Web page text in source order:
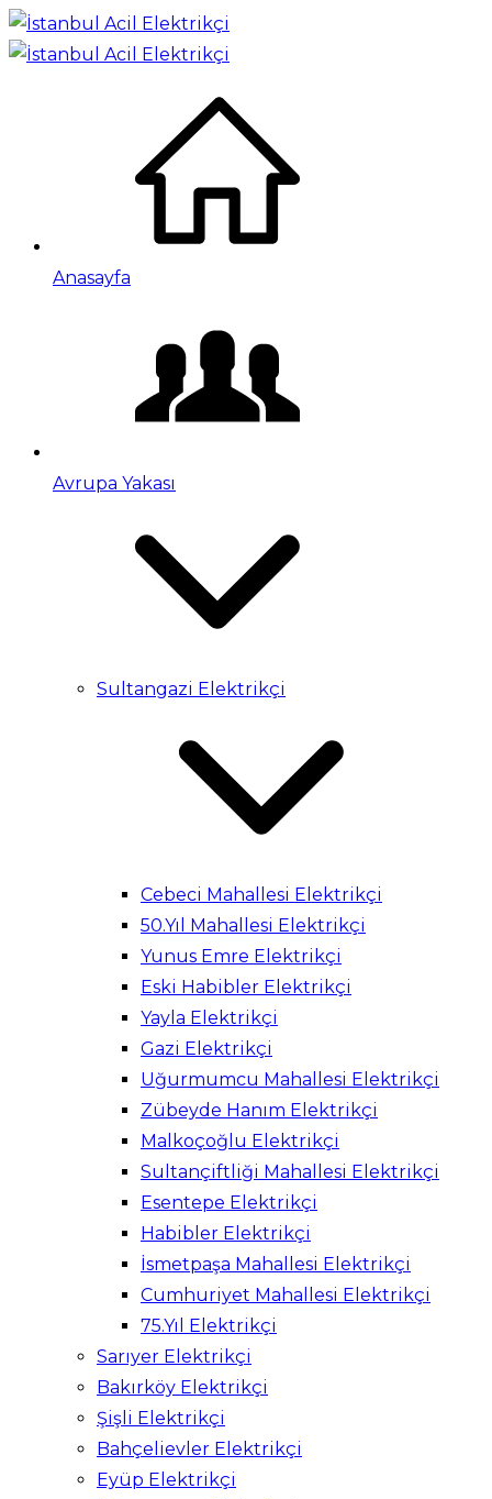
Anasayfa
Avrupa Yakası
Sultangazi Elektrikçi
Cebeci Mahallesi Elektrikçi
50.Yıl Mahallesi Elektrikçi
Yunus Emre Elektrikçi
Eski Habibler Elektrikçi
Yayla Elektrikçi
Gazi Elektrikçi
Uğurmumcu Mahallesi Elektrikçi
Zübeyde Hanım Elektrikçi
Malkoçoğlu Elektrikçi
Sultançiftliği Mahallesi Elektrikçi
Esentepe Elektrikçi
Habibler Elektrikçi
İsmetpaşa Mahallesi Elektrikçi
Cumhuriyet Mahallesi Elektrikçi
75.Yıl Elektrikçi
Sarıyer Elektrikçi
Bakırköy Elektrikçi
Şişli Elektrikçi
Bahçelievler Elektrikçi
Eyüp Elektrikçi